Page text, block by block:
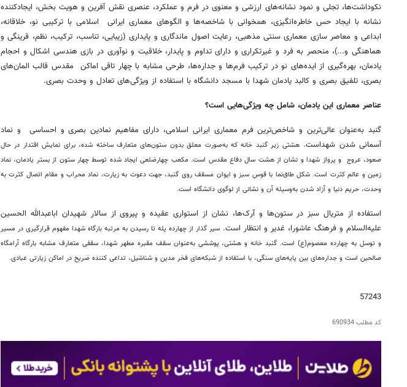
نکوداشت‌ها، تجلی و نمود نشانه‌های ارزشی و معنوی در فرم و عملکرد، عنصری نقش آفرین و هویت بخش، ایجادکننده‌
نشانه با ایجاد حس خاطره‌انگیزی، همخوانی با شاخصه‌ها و الگوهای معماری ایرانی اسلامی با ترکیبی نو، خلاقانه،
ابداعی و معاصر سازی معماری سنتی مذهبی، رعایت اصول ماندگاری و پایداری (زیبایی، تناسب، ترکیب، نظم، قرینگی و
هماهنگی و...)، منحصر به فرد و غیرتکراری و دارای تداوم و پایدار، خلاقیت و نوآوری در بازی هندسی اشکال و احجام
یادمان، بهره‌گیری از ایده‌های نو در ترکیب فرم‌ها و جداره‌ها، طرحی مشابه با چهار تاقی اماکن مقدس قالب المان‌های
بصری، تلفیق بصری و کالبد یادمان شهدا با مسجد دانشگاه با استفاده از ویژگی‌های تعادل و وحدت بصری.
عناصر معماری این یادمان، شامل چه ویژگی‌هایی است؟
گنبد به‌عنوان عالی‌ترین و شاخص‌ترین فرم معماری ایرانی اسلامی، دارای مفاهیم نمادین بصری و احساسی و نماد
آسمانی شدن شهداست.هشتی زیر گنبد خانه که به‌صورت معلق بدون ستون‌های متعارف ساخته شده، برای نمایش اقتدار در حال
صعود، عروج و پرواز شهدا و نشان از هشت سال دفاع مقدس است. مکعب چهارضلعی ایجاد شده توسط چهار ستون از بستر یادمان، نماد
زمین و عالم کثرت است. شکل طاق‌نما با قوس سبز و ایوان مسقف روی گنبد، جهت دعوت به زیارت، نماد محراب و مقام اتصال کثرت به
وحدت، حریم دنیا و آزاد شدن به‌وسیله‌ آن و نشانی از لوگوی دانشگاه است.
استفاده از متریال سبز در ستون‌ها و آرک‌ها، نشان از استواری عقیده و پیروی از سالار شهیدان اباعبدالله الحسین
علیه‌السلام و فرهنگ عاشورا، غدیر و انتظار است. سیر گذار از چهارده پله تا رسیدن به مرتبه‌ بارگاه شهدا مفهوم قرارگیری در مسیر
و توسل به چهارده معصوم(ع) است. گنبد خانه و هشتی، پوششی به‌عنوان سقف مقبره مطهر شهدا، سقفی متعارف مشابه بارگاه آرامگاه
صالحین است و جداره‌های بین پایه‌های سنگی، با استفاده از شبکه‌های فخر مدین و شناشیل، تداعی کننده‌ ضریح در اماکن زیارتی عبادی.
57243
کد مطلب690934